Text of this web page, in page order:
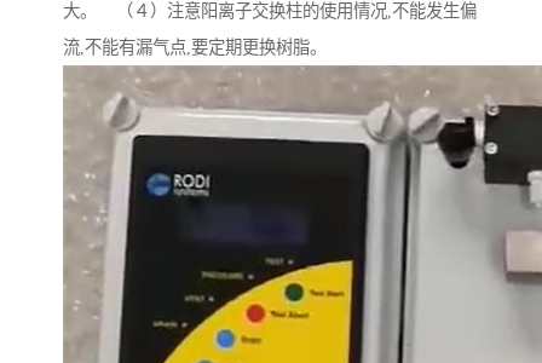
大。 （４）注意阳离子交换柱的使用情况,不能发生偏
流,不能有漏气点,要定期更换树脂。